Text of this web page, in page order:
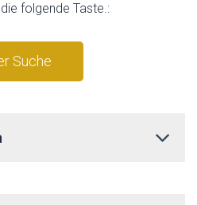
folgende Taste.:
Suche